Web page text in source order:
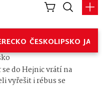
ČESKOLIPSKO
do Hejnic vrátí na
vyřešit i rébus se